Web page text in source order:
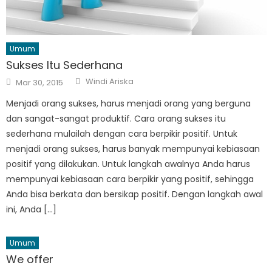
Umum
Sukses Itu Sederhana
Posted
on
Mar 30, 2015 Author
Windi Ariska
Menjadi orang sukses, harus menjadi orang yang berguna
dan sangat-sangat produktif. Cara orang sukses itu
sederhana mulailah dengan cara berpikir positif. Untuk
menjadi orang sukses, harus banyak mempunyai kebiasaan
positif yang dilakukan. Untuk langkah awalnya Anda harus
mempunyai kebiasaan cara berpikir yang positif, sehingga
Anda bisa berkata dan bersikap positif. Dengan langkah awal
ini, Anda […]
Umum
We offer